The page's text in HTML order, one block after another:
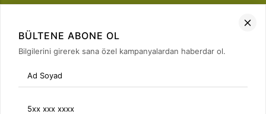
FIRSATLARI YAKALA
Bülten Üyeliği
BÜLTENE ABONE OL
Bilgilerini girerek sana özel kampanyalardan haberdar ol.